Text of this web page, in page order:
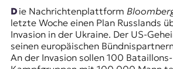
n
d
M
e
d
i
Die Nachrichtenplattform
letzte Woche einen Plan Russlands
Invasion in der Ukraine. Der US-
seinen europäischen
An der Invasion sollen 100